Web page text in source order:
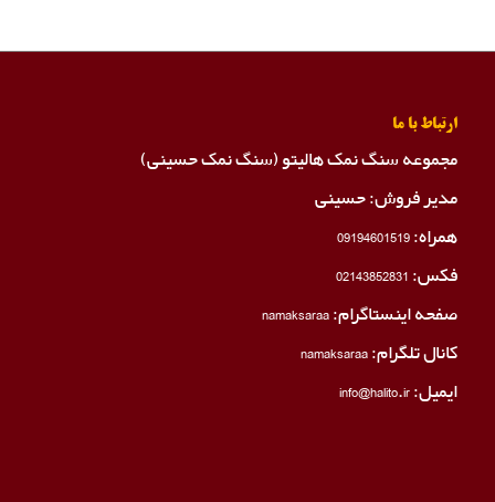
ارتباط با ما
مجموعه سنگ نمک هالیتو (سنگ نمک حسینی)
مدیر فروش: حسینی
همراه:09194601519
فکس:02143852831
صفحه اینستاگرام:namaksaraa
کانال تلگرام:namaksaraa
ایمیل: info@halito.ir